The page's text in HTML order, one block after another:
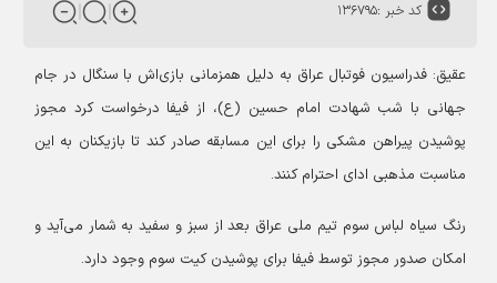
کد خبر :۱۳۶۷۹۵
عقیق:فدراسیون فوتبال عراق به دلیل همزمانی بازی‌اش با سنگال در جام
جهانی با شب شهادت امام حسین (ع)، از فیفا درخواست کرد مجوز
پوشیدن پیراهن مشکی را برای این مسابقه صادر کند تا بازیکنان به این
مناسبت مذهبی ادای احترام کنند.
رنگ سیاه لباس سوم تیم ملی عراق بعد از سبز و سفید به شمار می‌آید و
امکان صدور مجوز توسط فیفا برای پوشیدن کیت سوم وجود دارد.